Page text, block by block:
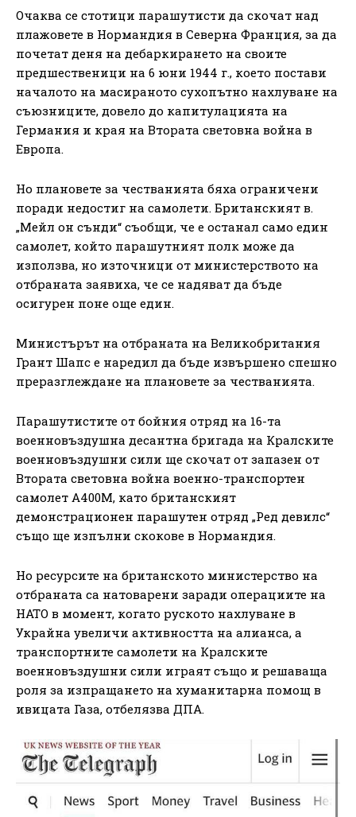
Очаква се стотици парашутисти да скочат над
плажовете в Нормандия в Северна Франция, за да
почетат деня на дебаркирането на своите
предшественици на 6 юни 1944 г., което постави
началото на масираното сухопътно нахлуване на
съюзниците, довело до капитулацията на
Германия и края на Втората световна война в
Европа.
Но плановете за честванията бяха ограничени
поради недостиг на самолети. Британският в.
„Мейл он сънди“ съобщи, че е останал само един
самолет, който парашутният полк може да
използва, но източници от министерството на
отбраната заявиха, че се надяват да бъде
осигурен поне още един.
Министърът на отбраната на Великобритания
Грант Шапс е наредил да бъде извършено спешно
преразглеждане на плановете за честванията.
Парашутистите от бойния отряд на 16-та
военновъздушна десантна бригада на Кралските
военновъздушни сили ще скочат от запазен от
Втората световна война военно-транспортен
самолет A400M, като британският
демонстрационен парашутен отряд „Ред девилс“
също ще изпълни скокове в Нормандия.
Но ресурсите на британското министерство на
отбраната са натоварени заради операциите на
НАТО в момент, когато руското нахлуване в
Украйна увеличи активността на алианса, а
транспортните самолети на Кралските
военновъздушни сили играят също и решаваща
роля за изпращането на хуманитарна помощ в
ивицата Газа, отбелязва ДПА.